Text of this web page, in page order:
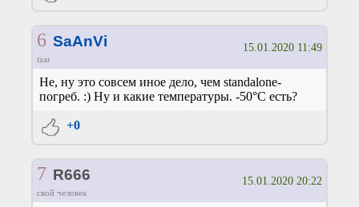
6 SaAnVi
tzar
15.01.2020 11:49
Не, ну это совсем иное дело, чем standalone-
погреб. :) Ну и какие температуры. -50°C есть?
+0
7 R666
свой человек
15.01.2020 20:22